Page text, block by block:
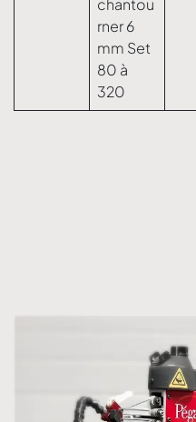
chantou
rner 6
mm Set
80 à
320